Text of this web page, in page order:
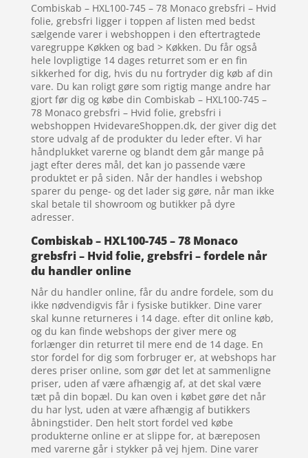
Combiskab – HXL100-745 – 78 Monaco grebsfri – Hvid
folie, grebsfri ligger i toppen af listen med bedst
sælgende varer i webshoppen i den eftertragtede
varegruppe Køkken og bad > Køkken. Du får også
hele lovpligtige 14 dages returret som er en fin
sikkerhed for dig, hvis du nu fortryder dig køb af din
vare. Du kan roligt gøre som rigtig mange andre har
gjort før dig og købe din Combiskab – HXL100-745 –
78 Monaco grebsfri – Hvid folie, grebsfri i
webshoppen HvidevareShoppen.dk, der giver dig det
store udvalg af de produkter du leder efter. Vi har
håndplukket varerne og blandt dem går mange på
jagt efter deres mål, det kan jo passende være
produktet er på siden. Når der handles i webshop
sparer du penge- og det lader sig gøre, når man ikke
skal betale til showroom og butikker på dyre
adresser.
Combiskab – HXL100-745 – 78 Monaco
grebsfri – Hvid folie, grebsfri – fordele når
du handler online
Når du handler online, får du andre fordele, som du
ikke nødvendigvis får i fysiske butikker. Dine varer
skal kunne returneres i 14 dage. efter dit online køb,
og du kan finde webshops der giver mere og
forlænger din returret til mere end de 14 dage. En
stor fordel for dig som forbruger er, at webshops har
deres priser online, som gør det let at sammenligne
priser, uden af være afhængig af, at det skal være
tæt på din bopæl. Du kan oven i købet gøre det når
du har lyst, uden at være afhængig af butikkers
åbningstider. Den helt stort fordel ved købe
produkterne online er at slippe for, at bæreposen
med varerne går i stykker på vej hjem. Dine varer